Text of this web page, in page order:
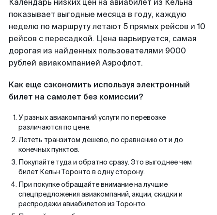
Календарь низких цен на авиабилет из Кельна
показывает выгодные месяца в году, каждую
неделю по маршруту летают 5 прямых рейсов и 10
рейсов с пересадкой. Цена варьируется, самая
дорогая из найденных пользователями 9000
рублей авиакомпанией Аэрофлот.
Как еще сэкономить используя электронный
билет на самолет без комиссии?
У разных авиакомпаний услуги по перевозке
различаются по цене.
Лететь транзитом дешево, по сравнению от и до
конечных пунктов.
Покупайте туда и обратно сразу. Это выгоднее чем
билет Кельн Торонто в одну сторону.
При покупке обращайте внимание на лучшие
спецпредложения авиакомпаний, акции, скидки и
распродажи авиабилетов из Торонто.